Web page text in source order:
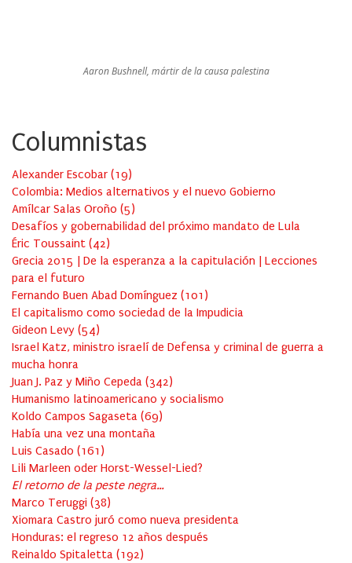
Aaron Bushnell, mártir de la causa palestina
Columnistas
Alexander Escobar (19)
Colombia: Medios alternativos y el nuevo Gobierno
Amílcar Salas Oroño (5)
Desafíos y gobernabilidad del próximo mandato de Lula
Éric Toussaint (42)
Grecia 2015 | De la esperanza a la capitulación | Lecciones
para el futuro
Fernando Buen Abad Domínguez (101 )
El capitalismo como sociedad de la Impudicia
Gideon Levy (54)
Israel Katz, ministro israelí de Defensa y criminal de guerra a
mucha honra
Juan J. Paz y Miño Cepeda (342)
Humanismo latinoamericano y socialismo
Koldo Campos Sagaseta (69)
Había una vez una montaña
Luis Casado (161 )
Lili Marleen oder Horst-Wessel-Lied?
El retorno de la peste negra…
Marco Teruggi (38)
Xiomara Castro juró como nueva presidenta
Honduras: el regreso 12 años después
Reinaldo Spitaletta (192)